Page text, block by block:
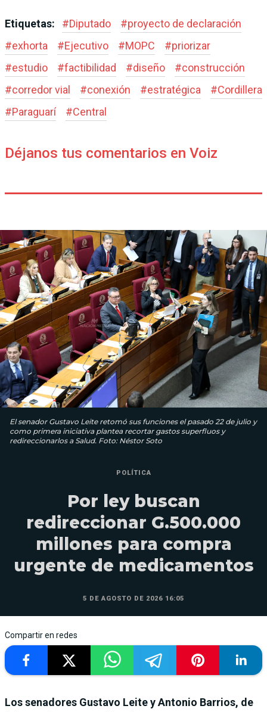
Etiquetas: #Diputado #proyecto de declaración
#exhorta #Ejecutivo #MOPC #priorizar
#estudio #factibilidad #diseño #construcción
#corredor vial #conexión #estratégica #Cordillera
#Paraguarí #Central
Déjanos tus comentarios en Voiz
El senador Gustavo Leite retomó sus funciones el pasado 22 de julio y
como primera iniciativa plantea recortar gastos superfluos y
redireccionarlos a Salud. Foto: Néstor Soto
POLÍTICA
Por ley buscan
redireccionar G.500.000
millones para compra
urgente de medicamentos
5 DE AGOSTO DE 2026 16:05
Compartir en redes
Los senadores Gustavo Leite y Antonio Barrios, de